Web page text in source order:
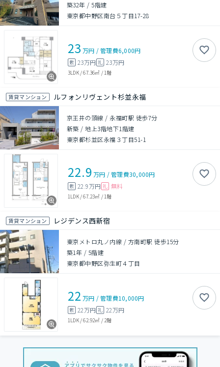
築32年 /5階建
東京都中野区南台５丁目17-28
23 万円 /管理費6,000円
敷 23万円 礼 23万円
3LDK/67.36㎡ / 1階
賃貸マンション ルフォンリヴェント杉並永福
京王井の頭線 / 永福町駅 徒歩7分
新築 /地上3階地下1階建
東京都杉並区永福３丁目51-1
22.9 万円 /管理費30,000円
敷 22.9万円 礼 無料
1LDK/67.23㎡ / 1階
賃貸マンション レジデンス西新宿
東京メトロ丸ノ内線 / 方南町駅 徒歩15分
築1年 / 5階建
東京都中野区弥生町４丁目
22 万円 /管理費10,000円
敷 22万円 礼 22万円
1LDK/62.92㎡ / 2階